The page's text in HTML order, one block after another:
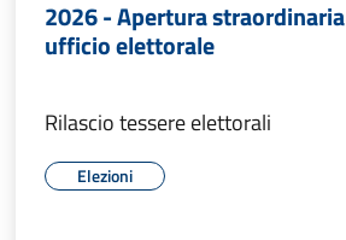
2026 - Apertura straordinaria
ufficio elettorale
Rilascio tessere elettorali
Elezioni